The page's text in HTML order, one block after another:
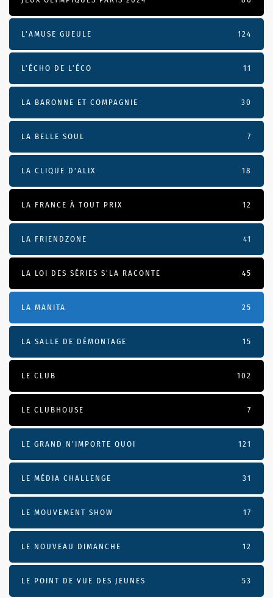
L'AMUSE GUEULE 124
L’ÉCHO DE L’ÉCO 11
LA BARONNE ET COMPAGNIE 30
LA BELLE SOUL 7
LA CLIQUE D'ALIX 18
LA FRANCE À TOUT PRIX 12
LA FRIENDZONE 41
LA LOI DES SÉRIES S'LA RACONTE 45
LA MANITA 25
LA SALLE DE DÉMONTAGE 15
LE CLUB 102
LE CLUBHOUSE 7
LE GRAND N’IMPORTE QUOI 121
LE MÉDIA CHALLENGE 31
LE MOUVEMENT SHOW 17
LE NOUVEAU DIMANCHE 12
LE POINT DE VUE DES JEUNES 53